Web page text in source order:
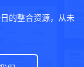
的整合资源，从未